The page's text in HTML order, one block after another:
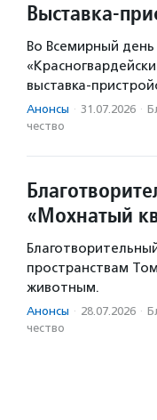
Выставка-
Во Всемирный
выставка-
Анонсы · 31.07.2026 ·
чест­во
«Мохнатый
пространствам
животным.
Анонсы · 28.07.2026 ·
чест­во